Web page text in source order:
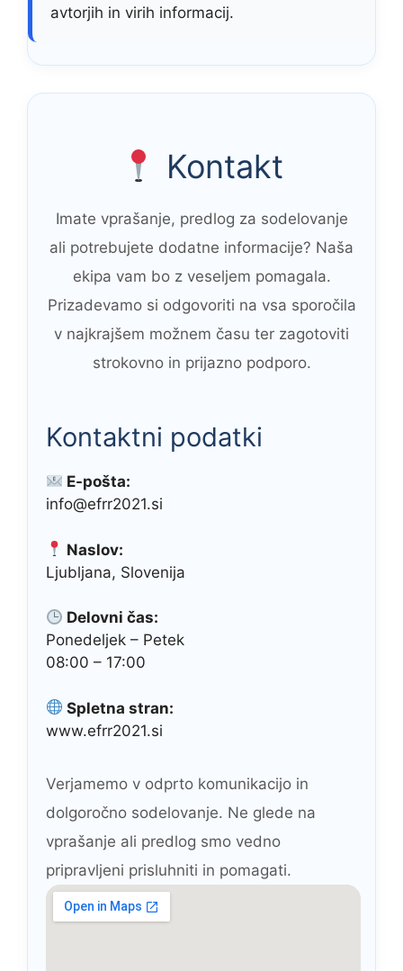
avtorjih in virih informacij.
Kontakt
Imate vprašanje, predlog za sodelovanje
ali potrebujete dodatne informacije? Naša
ekipa vam bo z veseljem pomagala.
Prizadevamo si odgovoriti na vsa sporočila
v najkrajšem možnem času ter zagotoviti
strokovno in prijazno podporo.
Kontaktni podatki
E-pošta:
info@efrr2021.si
Naslov:
Ljubljana, Slovenija
Delovni čas:
Ponedeljek – Petek
08:00 – 17:00
Spletna stran:
www.efrr2021.si
Verjamemo v odprto komunikacijo in
dolgoročno sodelovanje. Ne glede na
vprašanje ali predlog smo vedno
pripravljeni prisluhniti in pomagati.